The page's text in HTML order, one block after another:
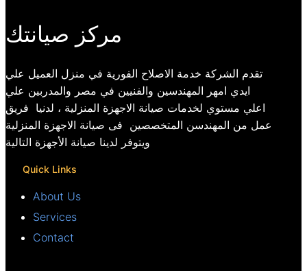
مركز صيانتك
تقدم الشركة خدمة الاصلاح الفورية في منزل العميل علي
ايدي امهر المهندسين والفنيين في مصر والمدربين علي
اعلي مستوي لخدمات صيانة الاجهزة المنزلية ، لدنيا فريق
عمل من المهندسن المتخصصين فى صيانة الاجهزة المنزلية
ويتوفر لدينا صيانة الأجهزة التالية
Quick Links
About Us
Services
Contact